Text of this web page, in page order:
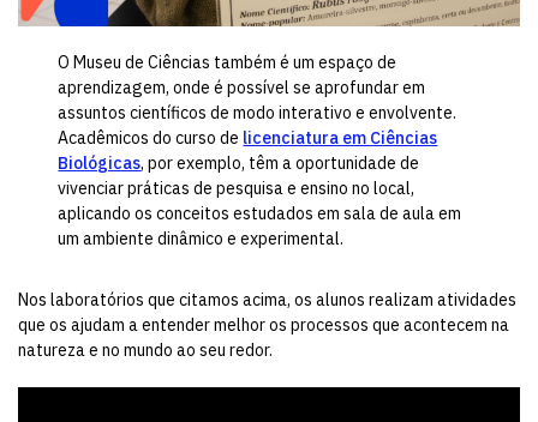
O Museu de Ciências também é um espaço de
aprendizagem, onde é possível se aprofundar em
assuntos científicos de modo interativo e envolvente.
Acadêmicos do curso de licenciatura em Ciências
Biológicas, por exemplo, têm a oportunidade de
vivenciar práticas de pesquisa e ensino no local,
aplicando os conceitos estudados em sala de aula em
um ambiente dinâmico e experimental.
Nos laboratórios que citamos acima, os alunos realizam atividades
que os ajudam a entender melhor os processos que acontecem na
natureza e no mundo ao seu redor.